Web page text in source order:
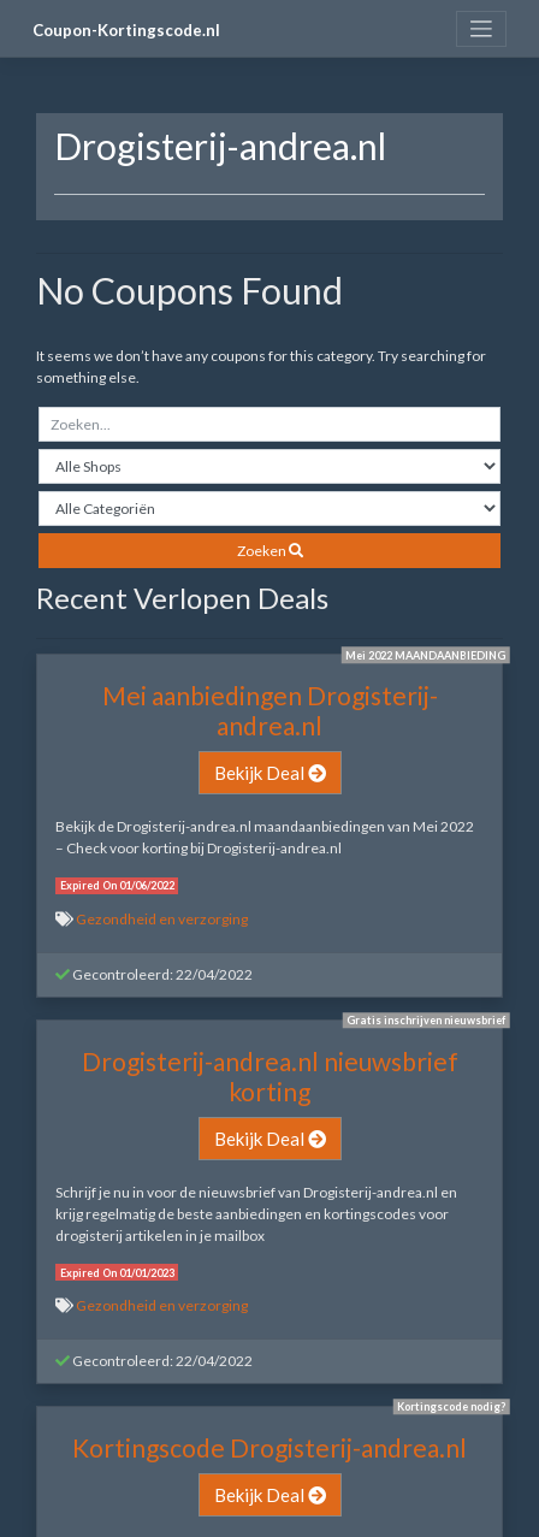
Coupon-Kortingscode.nl
Drogisterij-andrea.nl
No Coupons Found
It seems we don’t have any coupons for this category. Try searching for
something else.
Zoeken
Recent Verlopen Deals
Mei 2022 MAANDAANBIEDING
Mei aanbiedingen Drogisterij-
andrea.nl
Bekijk Deal
Bekijk de Drogisterij-andrea.nl maandaanbiedingen van Mei 2022
– Check voor korting bij Drogisterij-andrea.nl
Expired On 01/06/2022
Gezondheid en verzorging
Gecontroleerd: 22/04/2022
Gratis inschrijven nieuwsbrief
Drogisterij-andrea.nl nieuwsbrief
korting
Bekijk Deal
Schrijf je nu in voor de nieuwsbrief van Drogisterij-andrea.nl en
krijg regelmatig de beste aanbiedingen en kortingscodes voor
drogisterij artikelen in je mailbox
Expired On 01/01/2023
Gezondheid en verzorging
Gecontroleerd: 22/04/2022
Kortingscode nodig?
Kortingscode Drogisterij-andrea.nl
Bekijk Deal